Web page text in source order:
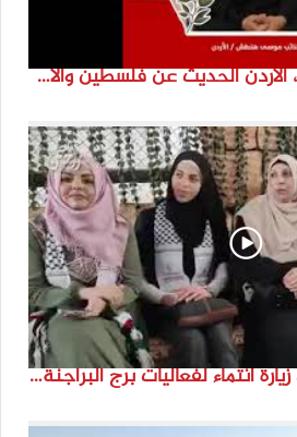
النائب موسى هنطش، الأردن الحديث عن فلسطين والاقصى هو عنصر تحدي من تحديات الأُمة في تاريخها الطويل. #انتماء2022
تقرير قناة راجعين عن زيارة انتماء لفعاليات برج البراجنة اعداد جنى شحرور